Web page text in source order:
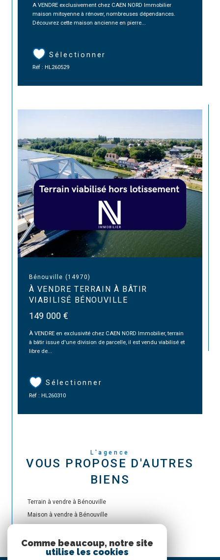
A VENDRE exclusivement chez CAEN NORD Immobilier
maison mitoyenne à rénover, nombreuses dépendances.
Découvrez cette maison ancienne en pierre...
Sélectionner
Réf : HL260529
Bénouville (14970)
À VENDRE TERRAIN À BÂTIR
VIABILISÉ BÉNOUVILLE
149 000 €
À VENDRE en exclusivité chez CAEN NORD Immobilier, terrain
à bâtir issue d'une division de parcelle, il est vendu viabilisé et
libre de...
Sélectionner
Réf : HL260310
L'agence
VOUS PROPOSE D'AUTRES
BIENS
Terrain à vendre à Bénouville
Maison à vendre à Bénouville
Comme beaucoup, notre site
utilise les cookies